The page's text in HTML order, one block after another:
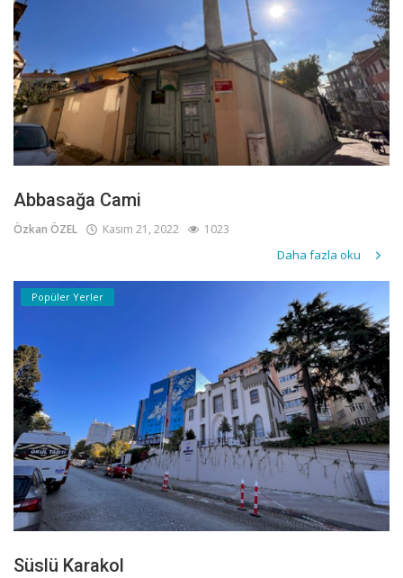
Abbasağa Cami
Özkan ÖZEL Kasım 21, 2022 1023
Daha fazla oku
Popüler Yerler
Süslü Karakol